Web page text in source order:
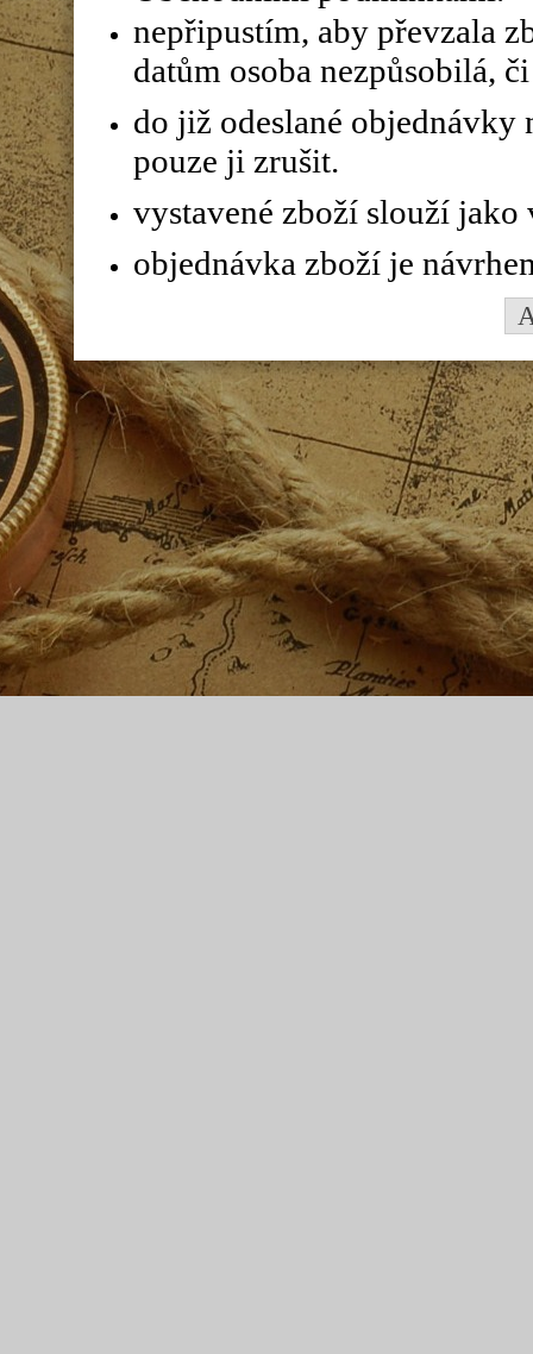
nepřipustím, aby převzala
datům osoba nezpůsobilá,
do již odeslané objednávky
pouze ji zrušit.
vystavené zboží slouží
objednávka zboží je